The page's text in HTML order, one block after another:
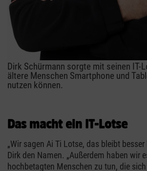
Dirk Schürmann sorgte mit seinen IT-
ältere Menschen Smartphone und
nutzen können.
Das macht ein IT-Lotse
„Wir sagen Ai Ti Lotse, das bleibt besser
Dirk den Namen. „Außerdem haben wir
hochbetagten Menschen zu tun, die